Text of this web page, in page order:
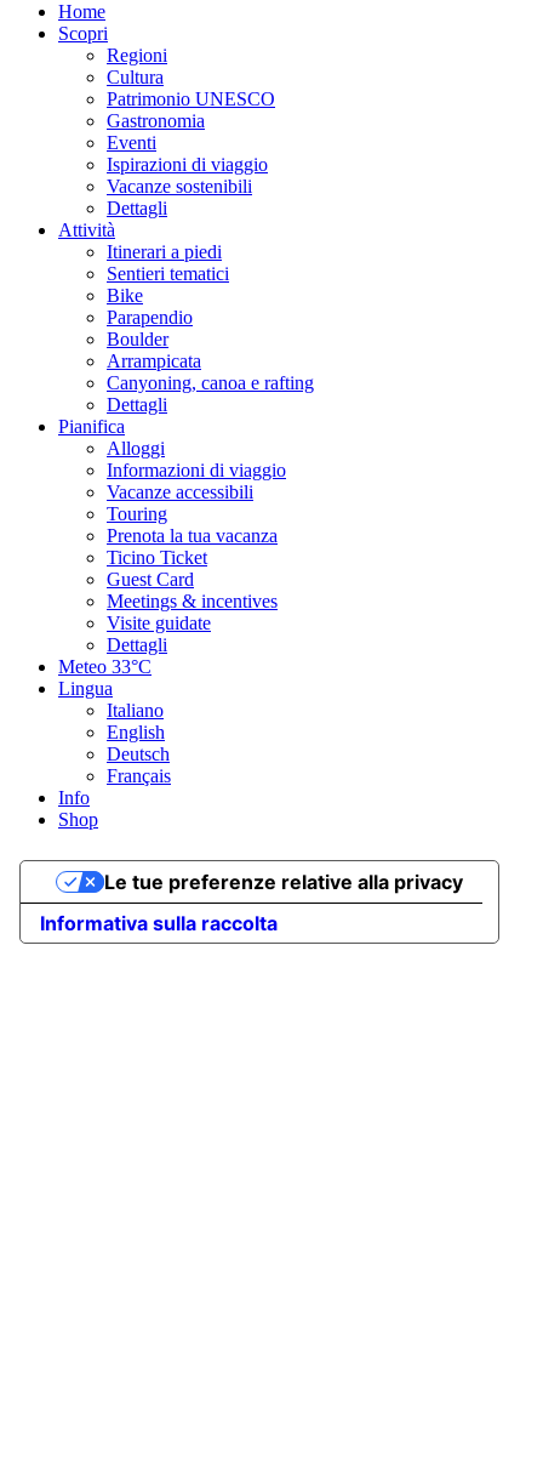
Home
Scopri
Regioni
Cultura
Patrimonio UNESCO
Gastronomia
Eventi
Ispirazioni di viaggio
Vacanze sostenibili
Dettagli
Attività
Itinerari a piedi
Sentieri tematici
Bike
Parapendio
Boulder
Arrampicata
Canyoning, canoa e rafting
Dettagli
Pianifica
Alloggi
Informazioni di viaggio
Vacanze accessibili
Touring
Prenota la tua vacanza
Ticino Ticket
Guest Card
Meetings & incentives
Visite guidate
Dettagli
Meteo 33°C
Lingua
Italiano
English
Deutsch
Français
Info
Shop
Informativa sulla raccolta
Le tue preferenze relative alla privacy